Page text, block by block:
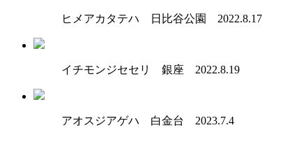
ヒメアカタテハ 日比谷公園 2022.8.17
イチモンジセセリ 銀座 2022.8.19
アオスジアゲハ 白金台 2023.7.4